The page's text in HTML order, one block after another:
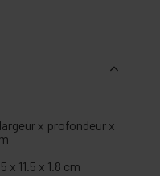
x profondeur x
11.5 x 1.8 cm